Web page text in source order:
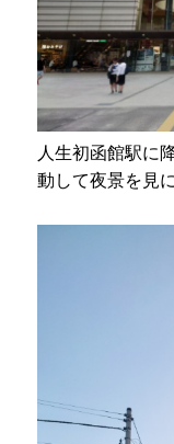
人生初函館駅に
動して夜景を見